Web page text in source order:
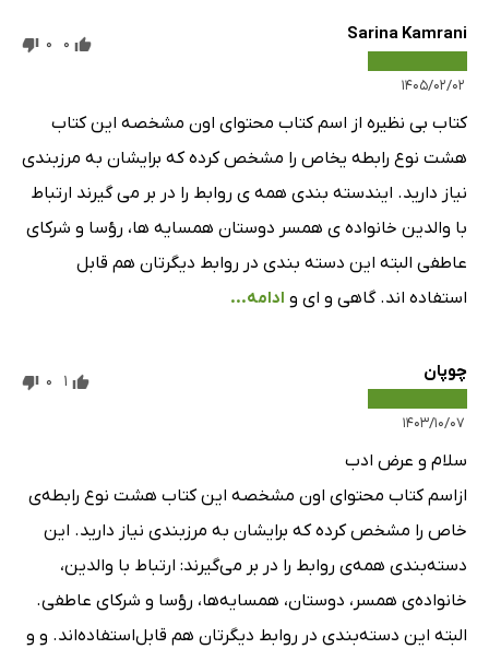
Sarina Kamrani
۱۴۰۵/۰۲/۰۲
0
0
کتاب بی نظیره از اسم کتاب محتوای اون مشخصه این کتاب
هشت نوع رابطه یخاص را مشخص کرده که برایشان به مرزبندی
نیاز دارید. ایندسته بندی همه ی روابط را در بر می گیرند ارتباط
با والدین خانواده ی همسر دوستان همسایه ها، رؤسا و شرکای
عاطفی البته این دسته بندی در روابط دیگرتان هم قابل
استفاده اند. گاهی و ای و ادامه...
چوپان
۱۴۰۳/۱۰/۰۷
1
0
سلام و عرض ادب
ازاسم کتاب محتوای اون مشخصه این کتاب هشت نوع رابطه‌ی
خاص را مشخص کرده که برایشان به مرزبندی نیاز دارید. این
دسته‌بندی همه‌ی روابط را در بر می‌گیرند: ارتباط با والدین،
خانواده‌ی همسر، دوستان، همسایه‌ها، رؤسا و شرکای عاطفی.
البته این دسته‌بندی در روابط دیگرتان هم قابل‌استفاده‌اند. و و